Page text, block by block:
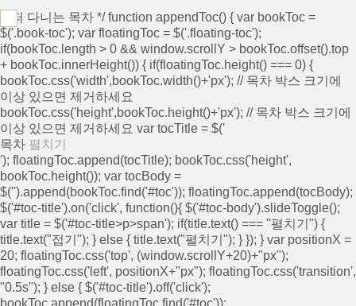
/* 떠 다니는 목차 */ function appendToc() { var bookToc =
$('.book-toc'); var floatingToc = $('.floating-toc');
if(bookToc.length > 0 && window.scrollY > bookToc.offset().top
+ bookToc.innerHeight()) { if(floatingToc.height() === 0) {
bookToc.css('width',bookToc.width()+'px'); // 목차 박스 크기에
이상 있으면 제거하세요
bookToc.css('height',bookToc.height()+'px'); // 목차 박스 크기에
이상 있으면 제거하세요 var tocTitle = $('
목차 펼치기
'); floatingToc.append(tocTitle); bookToc.css('height',
bookToc.height()); var tocBody =
$('').append(bookToc.find('#toc')); floatingToc.append(tocBody);
$('#toc-title').on('click', function(){ $('#toc-body').slideToggle();
var title = $('#toc-title>p>span'); if(title.text() === "펼치기") {
title.text("접기"); } else { title.text("펼치기"); } }); } var positionX =
20; floatingToc.css('top', (window.scrollY+20)+"px");
floatingToc.css('left', positionX+"px"); floatingToc.css('transition',
"0.5s"); } else { $('#toc-title').off('click');